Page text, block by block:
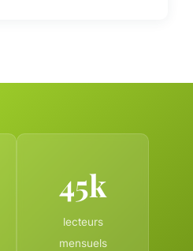
45k
lecteurs
mensuels